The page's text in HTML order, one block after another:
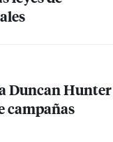
Duncan Hunter
campañas